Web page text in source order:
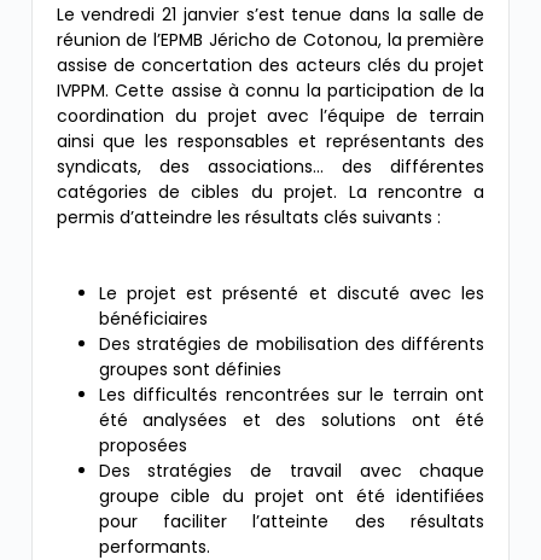
Le vendredi 21 janvier s’est tenue dans la salle de
réunion de l’EPMB Jéricho de Cotonou, la première
assise de concertation des acteurs clés du projet
IVPPM. Cette assise à connu la participation de la
coordination du projet avec l’équipe de terrain
ainsi que les responsables et représentants des
syndicats, des associations… des différentes
catégories de cibles du projet. La rencontre a
permis d’atteindre les résultats clés suivants :
Le projet est présenté et discuté avec les
bénéficiaires
Des stratégies de mobilisation des différents
groupes sont définies
Les difficultés rencontrées sur le terrain ont
été analysées et des solutions ont été
proposées
Des stratégies de travail avec chaque
groupe cible du projet ont été identifiées
pour faciliter l’atteinte des résultats
performants.